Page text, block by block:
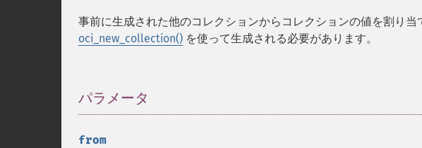
事前に生成された他のコレクションからコレクションの値を割り
oci_new_collection() を使って生成される必要があります。
パラメータ
from